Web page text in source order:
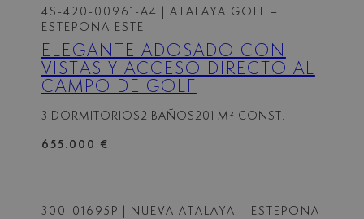
4S-420-00961-A4
| ATALAYA GOLF –
ESTEPONA ESTE
ELEGANTE ADOSADO CON
VISTAS Y ACCESO DIRECTO AL
CAMPO DE GOLF
3 DORMITORIOS 2 BAÑOS 201 M² CONST.
655.000 €
300-01695P
| NUEVA ATALAYA – ESTEPONA